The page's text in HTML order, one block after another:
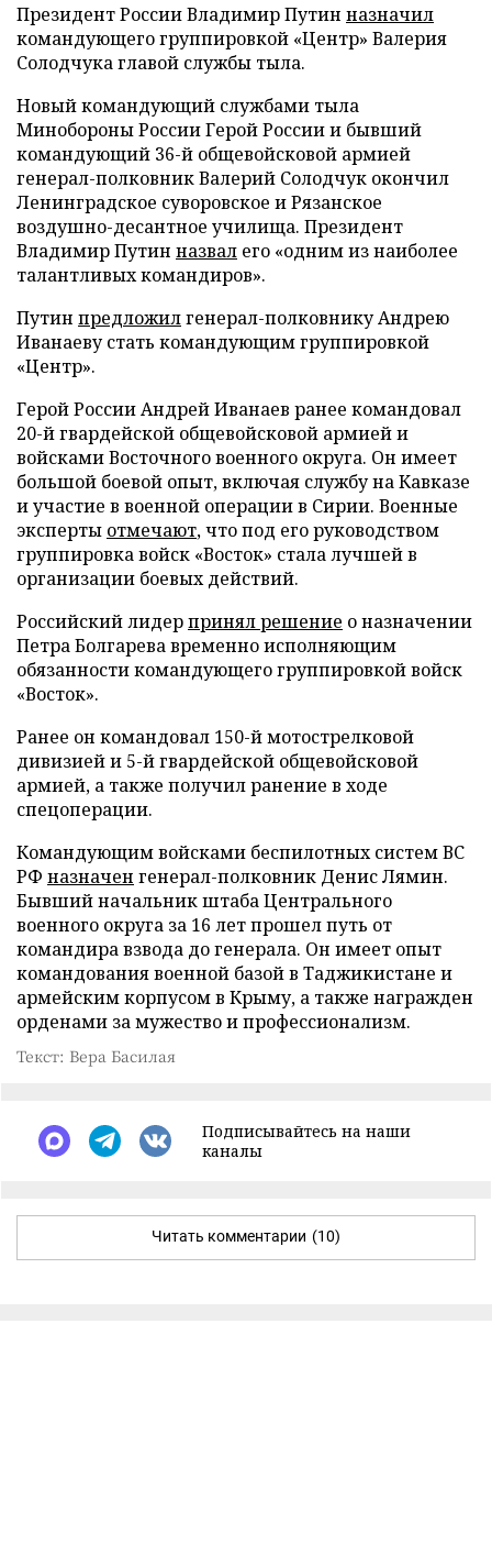
Президент России Владимир Путин назначил
командующего группировкой «Центр» Валерия
Солодчука главой службы тыла.
Новый командующий службами тыла
Минобороны России Герой России и бывший
командующий 36-й общевойсковой армией
генерал-полковник Валерий Солодчук окончил
Ленинградское суворовское и Рязанское
воздушно-десантное училища. Президент
Владимир Путин назвал его «одним из наиболее
талантливых командиров».
Путин предложилгенерал-полковнику Андрею
Иванаеву стать командующим группировкой
«Центр».
Герой России Андрей Иванаев ранее командовал
20-й гвардейской общевойсковой армией и
войсками Восточного военного округа. Он имеет
большой боевой опыт, включая службу на Кавказе
и участие в военной операции в Сирии. Военные
эксперты отмечают, что под его руководством
группировка войск «Восток» стала лучшей в
организации боевых действий.
Российский лидерпринял решение о назначении
Петра Болгарева временно исполняющим
обязанности командующего группировкой войск
«Восток».
Ранее он командовал 150-й мотострелковой
дивизией и 5-й гвардейской общевойсковой
армией, а также получил ранение в ходе
спецоперации.
Командующим войсками беспилотных систем ВС
РФ назначен генерал-полковник Денис Лямин.
Бывший начальник штаба Центрального
военного округа за 16 лет прошел путь от
командира взвода до генерала. Он имеет опыт
командования военной базой в Таджикистане и
армейским корпусом в Крыму, а также награжден
орденами за мужество и профессионализм.
Текст: Вера Басилая
Подписывайтесь на наши
каналы
Читать комментарии (10)